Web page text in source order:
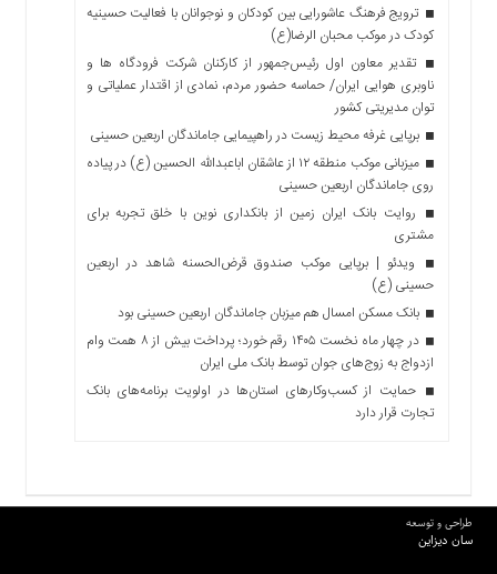
ترویج فرهنگ عاشورایی بین کودکان و نوجوانان با فعالیت حسینیه
کودک در موکب محبان الرضا(ع)
تقدیر معاون اول رئیس‌جمهور از کارکنان شرکت فرودگاه ها و
ناوبری هوایی ایران/ حماسه حضور مردم، نمادی از اقتدار عملیاتی و
توان مدیریتی کشور
برپایی غرفه محیط زیست در راهپیمایی جاماندگان اربعین حسینی
میزبانی موکب منطقه ۱۲ از عاشقان اباعبدالله الحسین (ع) در پیاده
روی جاماندگان اربعین حسینی
روایت بانک ایران زمین از بانکداری نوین با خلق تجربه برای
مشتری
ویدئو | برپایی موکب صندوق قرض‌الحسنه شاهد در اربعین
حسینی (ع)
بانک مسکن امسال هم میزبان جاماندگان اربعین حسینی بود
در چهار ماه نخست ۱۴۰۵ رقم خورد؛ پرداخت بیش از ۸ همت وام
ازدواج به زوج‌های جوان توسط بانک ملی ایران
حمایت از کسب‌وکارهای استان‌ها در اولویت برنامه‌های بانک
تجارت قرار دارد
طراحی و توسعه
سان دیزاین